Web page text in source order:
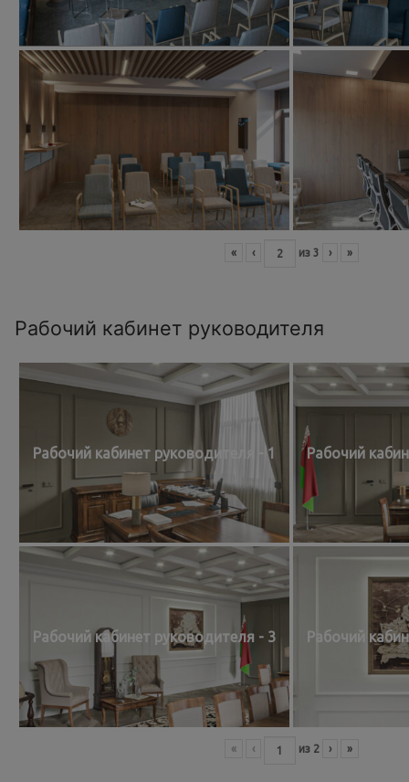
« ‹ из 3 › »
Рабочий кабинет руководителя
Рабочий кабинет руководителя - 1 Рабочий
Рабочий кабинет руководителя - 3 Рабочий
« ‹ из 2 › »